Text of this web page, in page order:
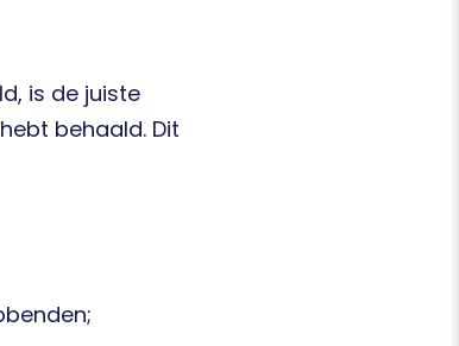
is de juiste
behaald. Dit